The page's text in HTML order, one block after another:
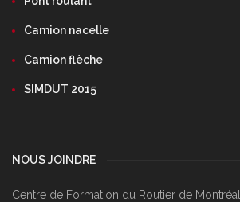
Camion nacelle
Camion flèche
SIMDUT 2015
NOUS JOINDRE
Centre de Formation du Routier de Montréal